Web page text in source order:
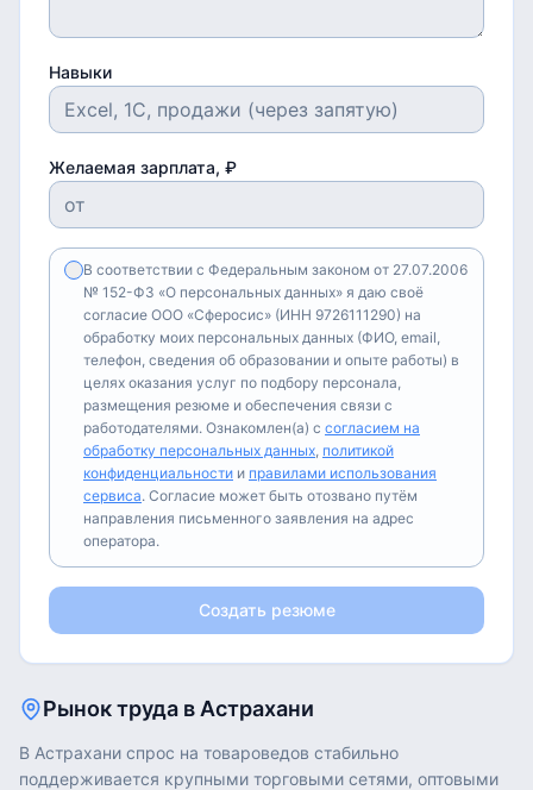
Навыки
Желаемая зарплата, ₽
В соответствии с Федеральным законом от 27.07.2006
№ 152-ФЗ «О персональных данных» я даю своё
согласие ООО «Сферосис» (ИНН 9726111290) на
обработку моих персональных данных (ФИО, email,
телефон, сведения об образовании и опыте работы) в
целях оказания услуг по подбору персонала,
размещения резюме и обеспечения связи с
работодателями. Ознакомлен(а) с согласием на
обработку персональных данных, политикой
конфиденциальности и правилами использования
сервиса. Согласие может быть отозвано путём
направления письменного заявления на адрес
оператора.
Создать резюме
Рынок труда в Астрахани
В Астрахани спрос на товароведов стабильно
поддерживается крупными торговыми сетями, оптовыми